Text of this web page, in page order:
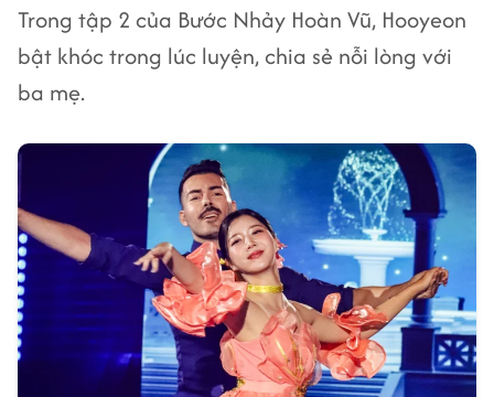
Trong tập 2 của Bước Nhảy Hoàn Vũ, Hooyeon
bật khóc trong lúc luyện, chia sẻ nỗi lòng với
ba mẹ.